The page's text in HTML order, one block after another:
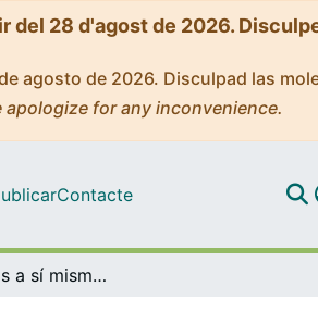
del 28 d'agost de 2026.
agosto de 2026. Disculpad las
for any inconvenience.
Contacte
Desconocidos a sí mismos: hacia paisajes de deseo complejos y masculinidades en el film Desconocidos (All of Us Strangers) de Andrew Haigh